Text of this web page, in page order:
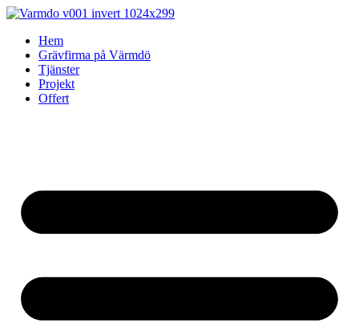
Skip
contentHem
Grävfirma på Värmdö
Tjänster
Projekt
Offert